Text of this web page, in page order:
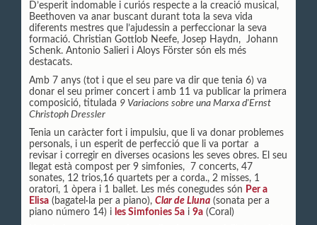
D’esperit indomable i curiós respecte a la creació musical,
Beethoven va anar buscant durant tota la seva vida
diferents mestres que l’ajudessin a perfeccionar la seva
formació. Christian Gottlob Neefe, Josep Haydn, Johann
Schenk. Antonio Salieri i Aloys Förster són els més
destacats.
Amb 7 anys (tot i que el seu pare va dir que tenia 6) va
donar el seu primer concert i amb 11 va publicar la primera
composició, titulada 9 Variacions sobre una Marxa d'Ernst
Christoph Dressler
Tenia un caràcter fort i impulsiu, que li va donar problemes
personals, i un esperit de perfecció que li va portar a
revisar i corregir en diverses ocasions les seves obres. El seu
llegat està compost per 9 simfonies, 7 concerts, 47
sonates, 12 trios,16 quartets per a corda., 2 misses, 1
oratori, 1 òpera i 1 ballet. Les més conegudes són Per a
Elisa (bagatel·la per a piano), Clar de Lluna (sonata per a
piano número 14) i les Simfonies 5a i 9a (Coral)